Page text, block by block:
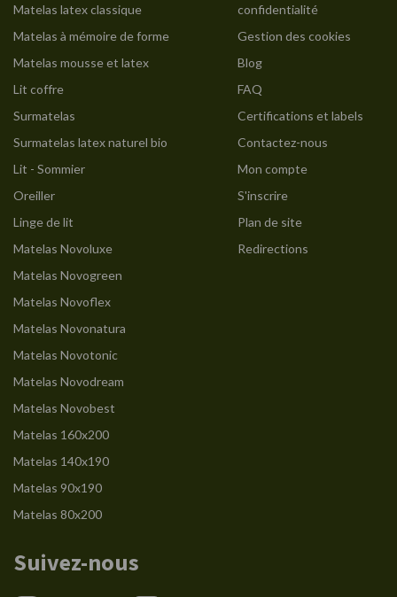
Matelas latex classique
Matelas à mémoire de forme
Matelas mousse et latex
Lit coffre
Surmatelas
Surmatelas latex naturel bio
Lit - Sommier
Oreiller
Linge de lit
Matelas Novoluxe
Matelas Novogreen
Matelas Novoflex
Matelas Novonatura
Matelas Novotonic
Matelas Novodream
Matelas Novobest
Matelas 160x200
Matelas 140x190
Matelas 90x190
Matelas 80x200
confidentialité
Gestion des cookies
Blog
FAQ
Certifications et labels
Contactez-nous
Mon compte
S'inscrire
Plan de site
Redirections
Suivez-nous